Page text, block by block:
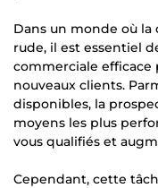
Dans un monde où
rude, il est essentiel
commerciale
nouveaux clients.
disponibles, la
moyens les plus
vous qualifiés et
Cependant, cette